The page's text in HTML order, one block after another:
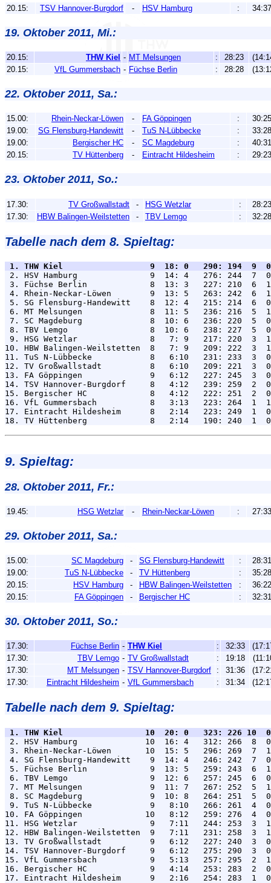
20.15: TSV Hannover-Burgdorf - HSV Hamburg : 34:37
19. Oktober 2011, Mi.:
20.15: THW Kiel - MT Melsungen : 28:23
20.15:
VfL Gummersbach - Füchse Berlin : 28:28
22. Oktober 2011, Sa.:
15.00: Rhein-Neckar-Löwen - FA Göppingen :
30:25
19.00:
SG Flensburg-Handewitt - TuS N-Lübbecke :
33:28
19.00:
Bergischer HC - SC Magdeburg :
40:31
20.15:
TV Hüttenberg - Eintracht Hildesheim : 29:23
23. Oktober 2011, So.:
17.30: TV Großwallstadt - HSG Wetzlar :
28:23
17.30:
HBW Balingen-Weilstetten - TBV Lemgo : 32:28
Tabelle nach dem 8. Spieltag:
1. THW Kiel                  9  18: 0   290: 194  9
2. HSV Hamburg               9  14: 4   276: 244  7
3. Füchse Berlin             8  13: 3   227: 210  6
4. Rhein-Neckar-Löwen        9  13: 5   263: 242  6
5. SG Flensburg-Handewitt    8  12: 4   215: 214  6
6. MT Melsungen              8  11: 5   236: 216  5
7. SC Magdeburg              8  10: 6   236: 220  5
8. TBV Lemgo                 8  10: 6   238: 227  5
9. HSG Wetzlar               8   7: 9   217: 220  3
10. HBW Balingen-Weilstetten  8   7: 9   209: 222  3
11. TuS N-Lübbecke            8   6:10   231: 233  3
12. TV Großwallstadt          8   6:10   209: 221  3
13. FA Göppingen              9   6:12   227: 245  3
14. TSV Hannover-Burgdorf     8   4:12   239: 259  2
15. Bergischer HC             8   4:12   222: 251  2
16. VfL Gummersbach           8   3:13   223: 264  1
17. Eintracht Hildesheim      8   2:14   223: 249  1
9. Spieltag:
28. Oktober 2011, Fr.:
19.45: HSG Wetzlar - Rhein-Neckar-Löwen : 27:33
29. Oktober 2011, Sa.:
15.00: SC Magdeburg - SG Flensburg-Handewitt :
28:31
19.00:
TuS N-Lübbecke - TV Hüttenberg :
35:28
20.15:
HSV Hamburg - HBW Balingen-Weilstetten :
36:22
20.15:
FA Göppingen - Bergischer HC : 32:31
30. Oktober 2011, So.:
17.30: Füchse Berlin - THW Kiel : 32:33
17.30:
TBV Lemgo - TV Großwallstadt : 19:18
17.30:
MT Melsungen - TSV Hannover-Burgdorf : 31:36
17.30:
Eintracht Hildesheim - VfL Gummersbach : 31:34
Tabelle nach dem 9. Spieltag:
1. THW Kiel                 10  20: 0   323: 226 10
2. HSV Hamburg              10  16: 4   312: 266  8
3. Rhein-Neckar-Löwen       10  15: 5   296: 269  7
4. SG Flensburg-Handewitt    9  14: 4   246: 242  7
5. Füchse Berlin             9  13: 5   259: 243  6
6. TBV Lemgo                 9  12: 6   257: 245  6
7. MT Melsungen              9  11: 7   267: 252  5
8. SC Magdeburg              9  10: 8   264: 251  5
9. TuS N-Lübbecke            9   8:10   266: 261  4
10. FA Göppingen             10   8:12   259: 276  4
11. HSG Wetzlar               9   7:11   244: 253  3
12. HBW Balingen-Weilstetten  9   7:11   231: 258  3
13. TV Großwallstadt          9   6:12   227: 240  3
14. TSV Hannover-Burgdorf     9   6:12   275: 290  3
15. VfL Gummersbach           9   5:13   257: 295  2
16. Bergischer HC             9   4:14   253: 283  2
17. Eintracht Hildesheim      9   2:16   254: 283  1